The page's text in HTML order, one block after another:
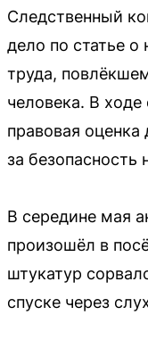
Следственный
дело по статье
труда,
человека. В ходе
правовая
за безопасность
В середине мая
произошёл в
штукатур
спуске через